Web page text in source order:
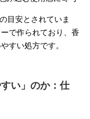
目安とされていま
で作られており、香
すい処方です。
い」のか：仕